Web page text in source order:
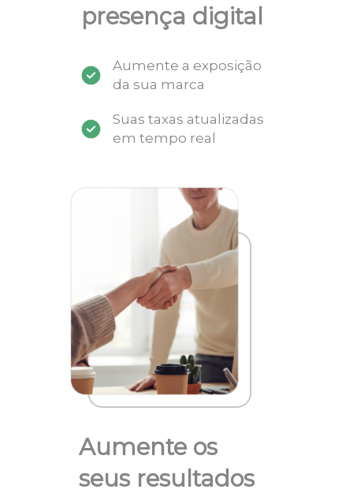
presença digital
Aumente a exposição
da sua marca
Suas taxas atualizadas
em tempo real
Aumente os
seus resultados